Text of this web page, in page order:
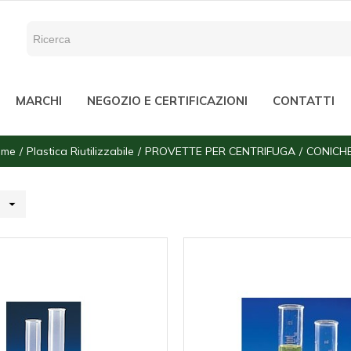
MARCHI NEGOZIO E CERTIFICAZIONI CONTATTI
Plastica Riutilizzabile PROVETTE PER CENTRIFUGA
